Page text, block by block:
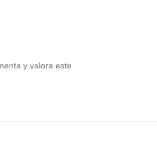
y valora este